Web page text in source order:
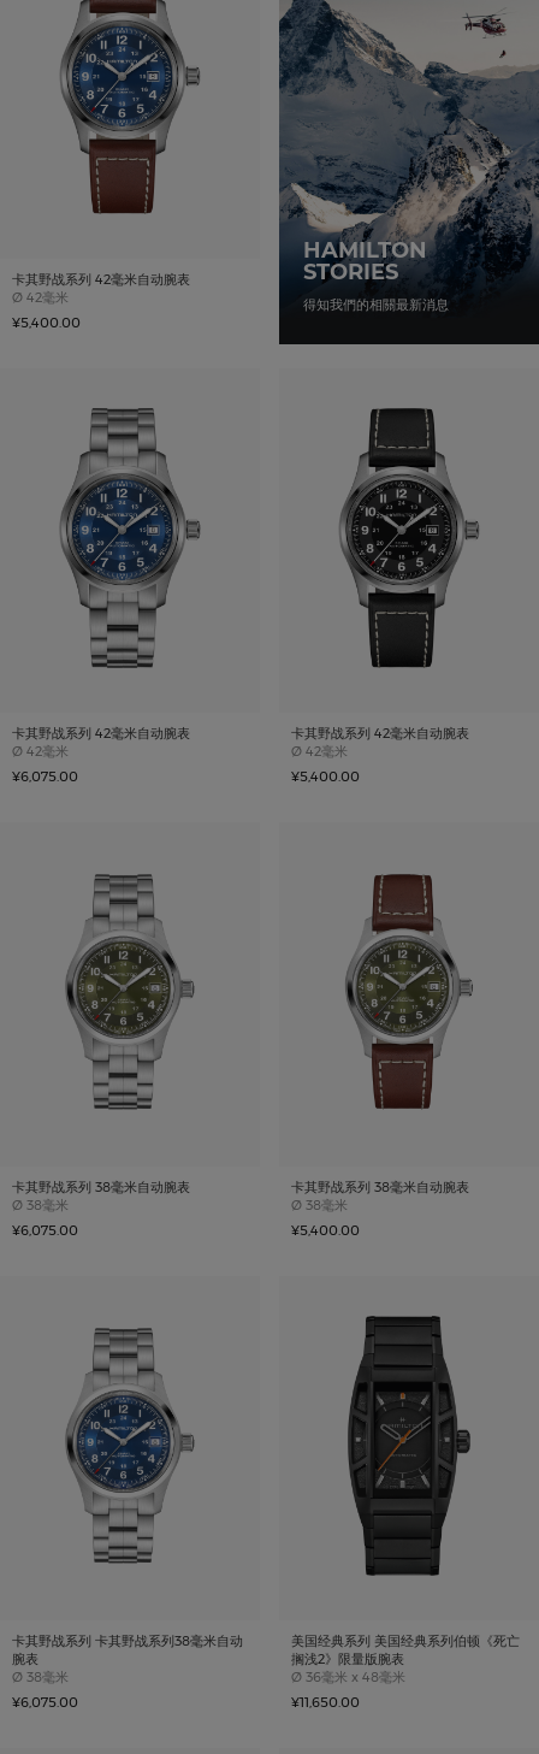
卡其野战系列 42毫米自动腕表
Ø Case size
42毫米
¥5,400.00
HAMILTON
STORIES
得知我們的相關最新消息
卡其野战系列 42毫米自动腕表
Ø Case size
42毫米
¥6,075.00
卡其野战系列 42毫米自动腕表
Ø Case size
42毫米
¥5,400.00
卡其野战系列 38毫米自动腕表
Ø Case size
38毫米
¥6,075.00
卡其野战系列 38毫米自动腕表
Ø Case size
38毫米
¥5,400.00
卡其野战系列 卡其野战系列38毫米自动
腕表
Ø Case size
38毫米
¥6,075.00
美国经典系列 美国经典系列伯顿《死亡
搁浅2》限量版腕表
Ø Case size
36毫米 x 48毫米
¥11,650.00